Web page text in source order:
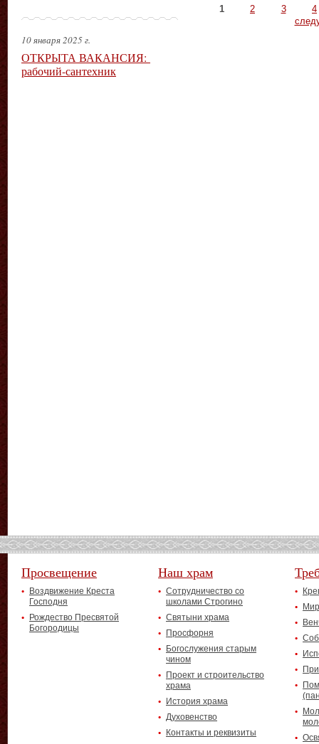
Страницы
1 2 3
4
10 января 2025 г.
ОТКРЫТА ВАКАНСИЯ:
рабочий-сантехник
Просвещение
Воздвижение Креста
Господня
Рождество Пресвятой
Богородицы
Наш храм
Сотрудничество со
школами Строгино
Святыни храма
Просфорня
Богослужения старым
чином
Проект и строительство
храма
История храма
Духовенство
Контакты и реквизиты